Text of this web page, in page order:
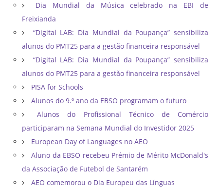
Dia Mundial da Música celebrado na EBI de
Freixianda
“Digital LAB: Dia Mundial da Poupança” sensibiliza
alunos do PMT25 para a gestão financeira responsável
“Digital LAB: Dia Mundial da Poupança” sensibiliza
alunos do PMT25 para a gestão financeira responsável
PISA for Schools
Alunos do 9.º ano da EBSO programam o futuro
Alunos do Profissional Técnico de Comércio
participaram na Semana Mundial do Investidor 2025
European Day of Languages no AEO
Aluno da EBSO recebeu Prémio de Mérito McDonald's
da Associação de Futebol de Santarém
AEO comemorou o Dia Europeu das Línguas